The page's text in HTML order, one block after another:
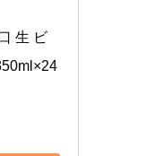
生 ビ